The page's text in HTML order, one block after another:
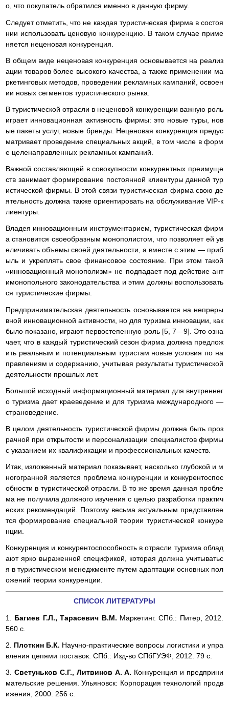
о, что покупатель обратился именно в данную фирму.
Следует отметить, что не каждая туристическая фирма в состоя
нии использовать ценовую конкуренцию. В таком случае приме
няется неценовая конкуренция.
В общем виде неценовая конкуренция основывается на реализ
ации товаров более высокого качества, а также применении ма
ркетинговых методов, проведении рекламных кампаний, освоен
ии новых сегментов туристического рынка.
В туристической отрасли в неценовой конкуренции важную роль
играет инновационная активность фирмы: это новые туры, нов
ые пакеты услуг, новые бренды. Неценовая конкуренция предус
матривает проведение специальных акций, в том числе в форм
е целенаправленных рекламных кампаний.
Важной составляющей в совокупности конкурентных преимуще
ств занимает формирование постоянной клиентуры данной тур
истической фирмы. В этой связи туристическая фирма свою де
ятельность должна также ориентировать на обслуживание VIP-к
лиентуры.
Владея инновационным инструментарием, туристическая фирм
а становится своеобразным монополистом, что позволяет ей ув
еличивать объемы своей деятельности, а вместе с этим — приб
ыль и укреплять свое финансовое состояние. При этом такой
«инновационный монополизм» не подпадает под действие ант
имонопольного законодательства и этим должны воспользовать
ся туристические фирмы.
Предпринимательская деятельность основывается на непреры
вной инновационной активности, но для туризма инновации, как
было показано, играют первостепенную роль [5, 7—9]. Это озна
чает, что в каждый туристический сезон фирма должна предлож
ить реальным и потенциальным туристам новые условия по на
правлениям и содержанию, учитывая результаты туристической
деятельности прошлых лет.
Большой исходный информационный материал для внутреннег
о туризма дает краеведение и для туризма международного —
страноведение.
В целом деятельность туристической фирмы должна быть проз
рачной при открытости и персонализации специалистов фирмы
с указанием их квалификации и профессиональных качеств.
Итак, изложенный материал показывает, насколько глубокой и м
ногогранной является проблема конкуренции и конкурентоспос
обности в туристической отрасли. В то же время данная пробле
ма не получила должного изучения с целью разработки практич
еских рекомендаций. Поэтому весьма актуальным представляе
тся формирование специальной теории туристической конкуре
нции.
Конкуренция и конкурентоспособность в отрасли туризма облад
ают ярко выраженной спецификой, которая должна учитыватьс
я в туристическом менеджменте путем адаптации основных пол
ожений теории конкуренции.
СПИСОК ЛИТЕРАТУРЫ
1. Багиев Г.Л., Тарасевич В.М. Маркетинг. СПб.: Питер, 2012.
560 с.
2. Плоткин Б.К. Научно-практические вопросы логистики и упра
вления цепями поставок. СПб.: Изд-во СПбГУЭФ, 2012. 79 с.
3. Светуньков С.Г., Литвинов А. А. Конкуренция и предприни
мательские решения. Ульяновск: Корпорация технологий продв
ижения, 2000. 256 с.